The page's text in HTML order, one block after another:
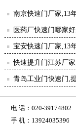
南京快速门厂家,13
医药厂快速门哪家
宝安快速门厂家,13
快速提升门江苏厂
青岛工业门快速门,
电 话：020-39174802
手 机：13924035396